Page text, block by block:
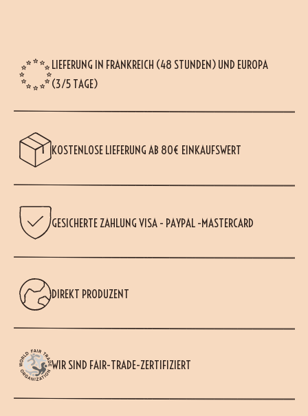
LIEFERUNG IN FRANKREICH (48 STUNDEN) UND EUROPA
(3/5 TAGE)
KOSTENLOSE LIEFERUNG AB 80€ EINKAUFSWERT
GESICHERTE ZAHLUNG VISA - PAYPAL -MASTERCARD
DIREKT PRODUZENT
WIR SIND FAIR-TRADE-ZERTIFIZIERT